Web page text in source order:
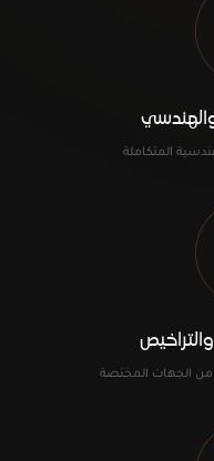
المتكاملة
من الجهات المختصة